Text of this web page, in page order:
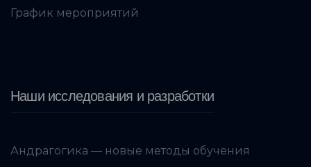
График мероприятий
Наши исследования и разработки
Андрагогика — новые методы обучения